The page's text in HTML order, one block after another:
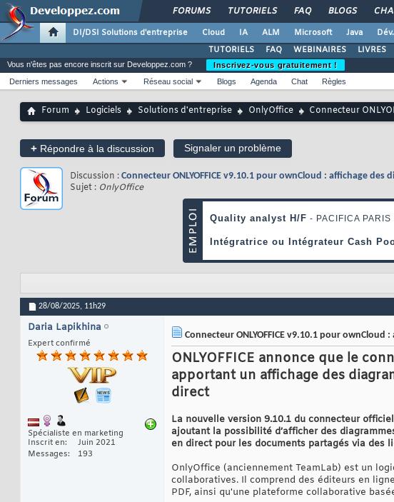
FORUMS TUTORIELS FAQ BLOGS
DI/DSI Solutions d'entreprise Cloud IA ALM Microsoft Java
TUTORIELS
FAQ WEBINAIRES LIVRES
Vous n'êtes pas encore inscrit sur Developpez.com ?
Inscrivez-vous gratuitement !
Derniers messages
Actions Réseau social Blogs Agenda Chat Règles
Forum Logiciels Solutions d'entreprise OnlyOffice Connecteur
+ Répondre à la discussion Signaler un problème
Discussion : Connecteur ONLYOFFICE v9.10.1 pour ownCloud : affichage
Sujet : OnlyOffice
28/08/2025, 11h29
Daria Lapikhina
Expert confirmé
Spécialiste en marketing
Inscrit en
Juin 2021
Messages
193
Connecteur ONLYOFFICE v9.10.1 pour
ONLYOFFICE annonce que le
apportant un affichage des
direct
La nouvelle version 9.10.1 du connecteur
ajoutant la possibilité d’afficher des
en direct pour les documents partagés via des
OnlyOffice (anciennement TeamLab) est un
collaboratives. Il comprend des éditeurs en
PDF, ainsi qu'une plateforme collaborative